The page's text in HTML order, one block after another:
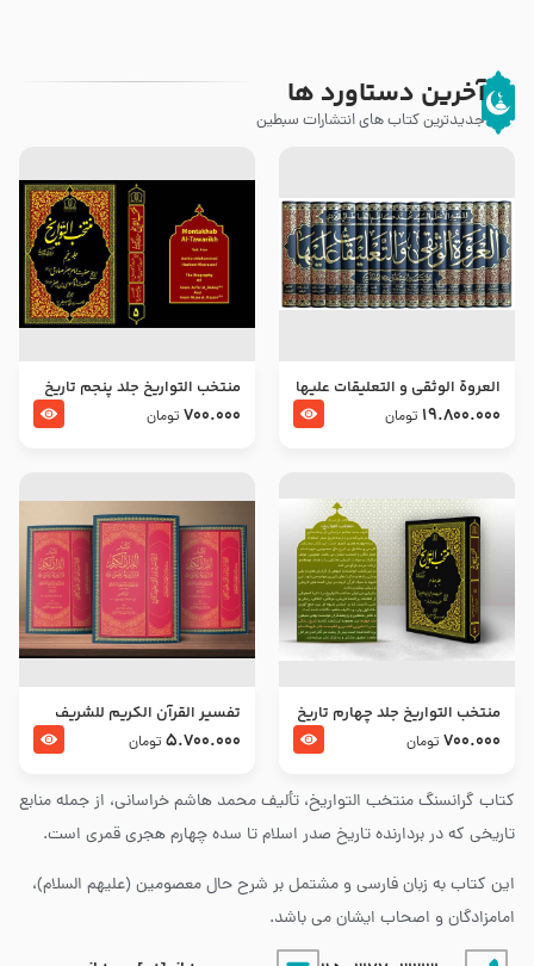
آخرین دستاورد ها
جدیدترین کتاب های انتشارات سبطین
کتاب گرانسنگ منتخب التواريخ، تألیف محمد هاشم خراسانی، از جمله منابع
تاریخی که در بردارنده تاریخ صدر اسلام تا سده چهارم هجری قمری است.
این کتاب به زبان فارسی و مشتمل بر شرح حال معصومین (علیهم السلام)،
امامزادگان و اصحاب ایشان می باشد.
العروة الوثقى و التعليقات عليها
– طرح جدید
19.800.000 تومان
منتخب التواریخ جلد پنجم تاریخ
امام جعفر صادق و امام موسی
700.000 تومان
منتخب التواریخ جلد چهارم تاریخ
امام زین العابدین و امام محمد
700.000 تومان
تفسير القرآن الكريم للشريف
المرتضي قدس سرّه
5.700.000 تومان